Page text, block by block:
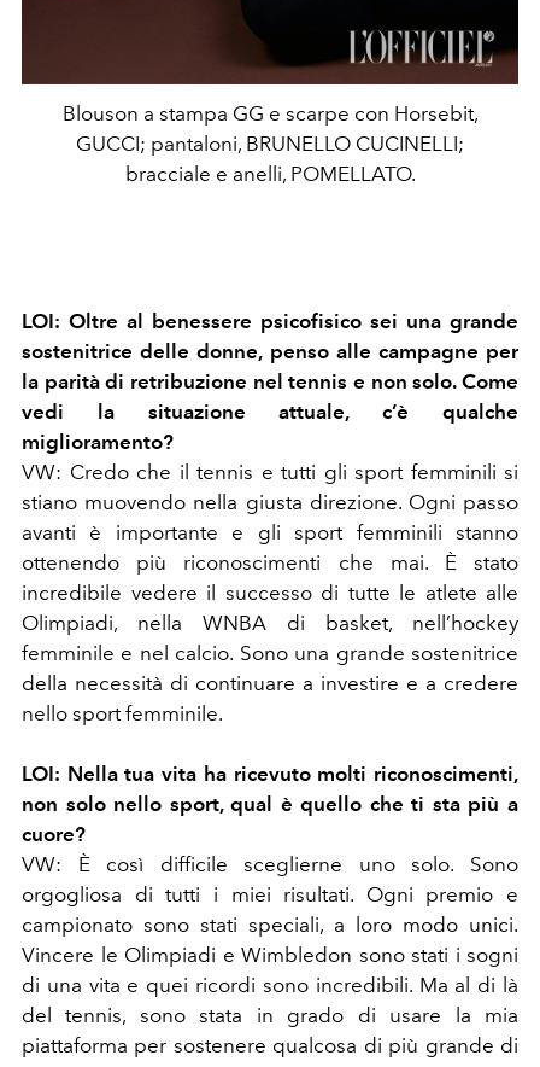
Blouson a stampa GG e scarpe con Horsebit,
GUCCI; pantaloni, BRUNELLO CUCINELLI;
bracciale e anelli, POMELLATO.
LOI: Oltre al benessere psicofisico sei una grande
sostenitrice delle donne, penso alle campagne per
la parità di retribuzione nel tennis e non solo. Come
vedi la situazione attuale, c’è qualche
miglioramento?
VW: Credo che il tennis e tutti gli sport femminili si
stiano muovendo nella giusta direzione. Ogni passo
avanti è importante e gli sport femminili stanno
ottenendo più riconoscimenti che mai. È stato
incredibile vedere il successo di tutte le atlete alle
Olimpiadi, nella WNBA di basket, nell’hockey
femminile e nel calcio. Sono una grande sostenitrice
della necessità di continuare a investire e a credere
nello sport femminile.
LOI: Nella tua vita ha ricevuto molti riconoscimenti,
non solo nello sport, qual è quello che ti sta più a
cuore?
VW: È così difficile sceglierne uno solo. Sono
orgogliosa di tutti i miei risultati. Ogni premio e
campionato sono stati speciali, a loro modo unici.
Vincere le Olimpiadi e Wimbledon sono stati i sogni
di una vita e quei ricordi sono incredibili. Ma al di là
del tennis, sono stata in grado di usare la mia
piattaforma per sostenere qualcosa di più grande di